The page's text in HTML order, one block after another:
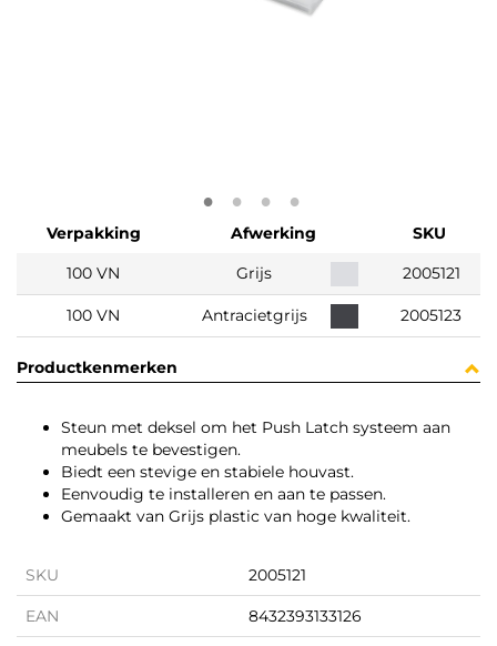
Verpakking Afwerking
SKU
100 VN
Grijs 2005121
100 VN Antracietgrijs 2005123
Productkenmerken
Steun met deksel om het Push Latch systeem aan
meubels te bevestigen.
Biedt een stevige en stabiele houvast.
Eenvoudig te installeren en aan te passen.
Gemaakt van Grijs plastic van hoge kwaliteit.
SKU 2005121
EAN 8432393133126